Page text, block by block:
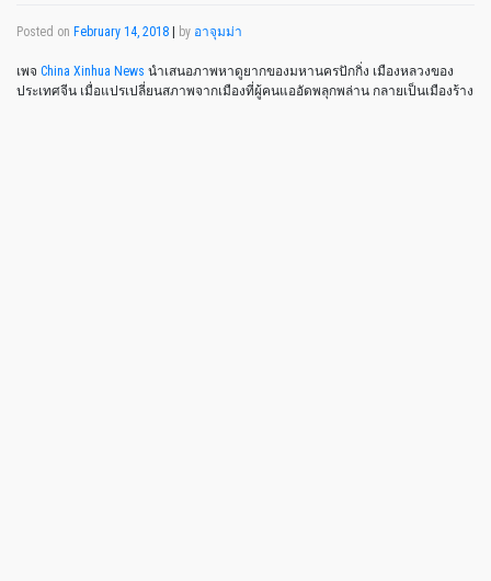
Posted on February 14, 2018 | by อาจุมม่า
เพจ China Xinhua News นำเสนอภาพหาดูยากของมหานครปักกิ่ง เมืองหลวงของ
ประเทศจีน เมื่อแปรเปลี่ยนสภาพจากเมืองที่ผู้คนแออัดพลุกพล่าน กลายเป็นเมืองร้าง